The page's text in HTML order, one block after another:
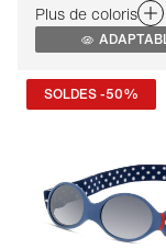
Plus de coloris
SOLDES -50%